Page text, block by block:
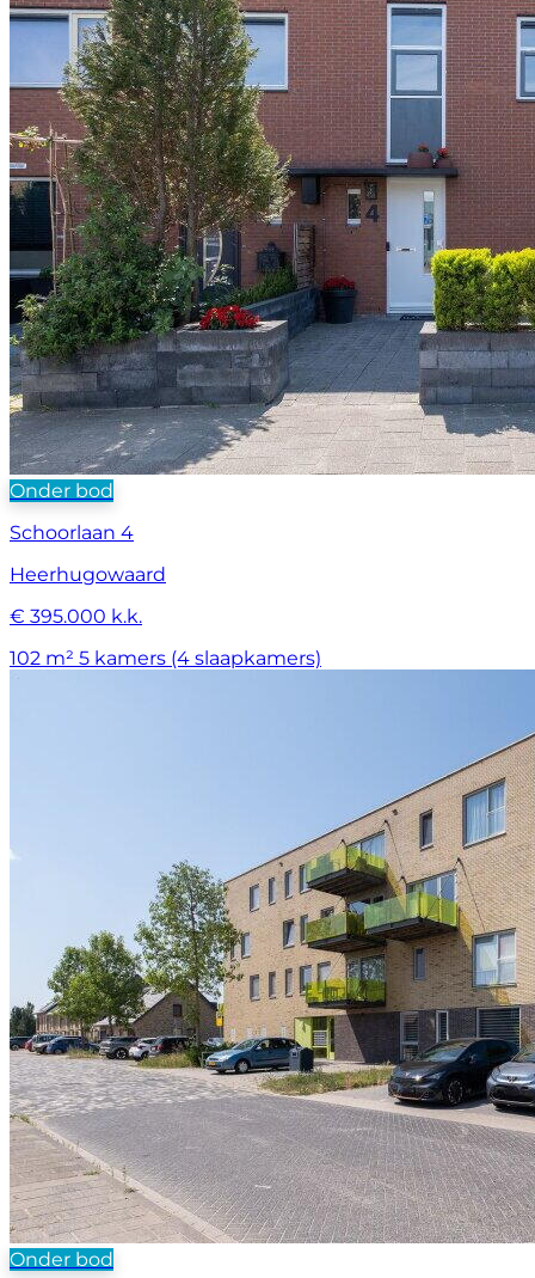
Onder bod
Schoorlaan 4
Heerhugowaard
€ 395.000 k.k.
102 m² 5 kamers (4 slaapkamers)
Onder bod